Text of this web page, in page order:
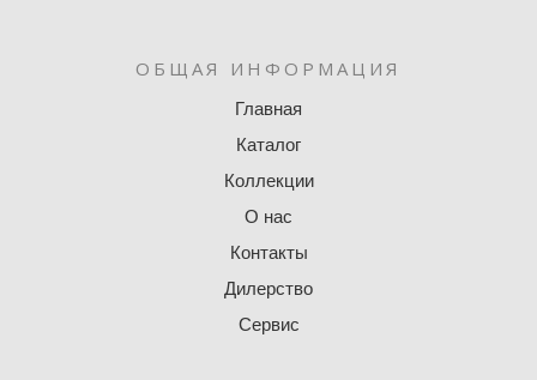
ОБЩАЯ ИНФОРМАЦИЯ
Главная
Каталог
Коллекции
О нас
Контакты
Дилерство
Сервис